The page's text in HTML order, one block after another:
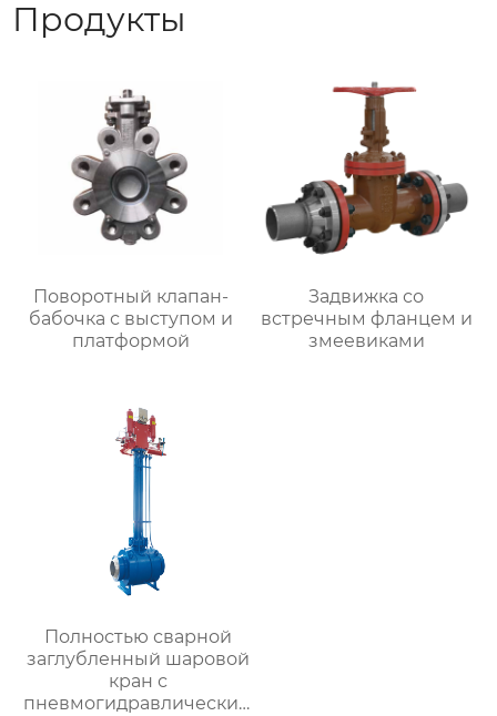
Продукты
Поворотный клапан-
бабочка с выступом и
платформой
Задвижка со
встречным фланцем и
змеевиками
Полностью сварной
заглубленный шаровой
кран с
пневмогидравлическим